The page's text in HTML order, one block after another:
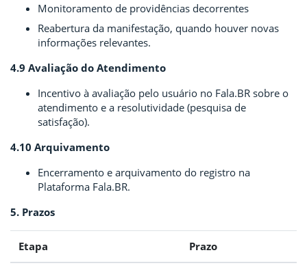
Monitoramento de providências decorrentes
Reabertura da manifestação, quando houver novas
informações relevantes.
4.9 Avaliação do Atendimento
Incentivo à avaliação pelo usuário no Fala.BR sobre o
atendimento e a resolutividade (pesquisa de
satisfação).
4.10 Arquivamento
Encerramento e arquivamento do registro na
Plataforma Fala.BR.
5. Prazos
Etapa Prazo